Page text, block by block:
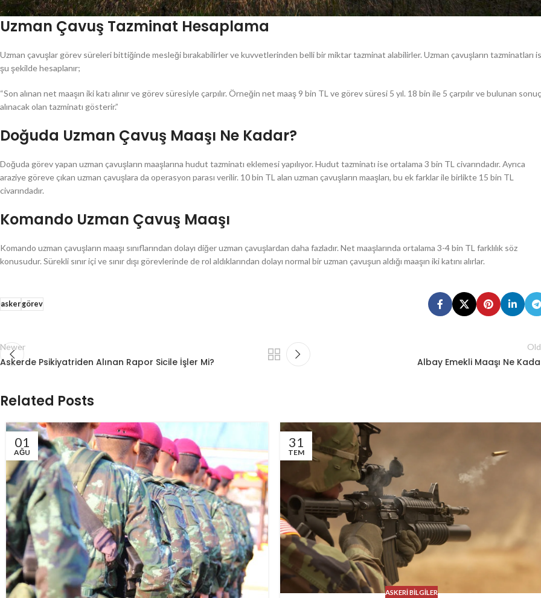
Uzman Çavuş Tazminat Hesaplama
Uzman çavuşlar görev süreleri bittiğinde mesleği bırakabilirler ve kuvvetlerinden belli bir miktar tazminat alabilirler. Uzman çavuşların tazminatları
şu şekilde hesaplanır;
“Son alınan net maaşın iki katı alınır ve görev süresiyle çarpılır. Örneğin net maaş 9 bin TL ve görev süresi 5 yıl. 18 bin ile 5 çarpılır ve bulunan sonuç
alınacak olan tazminatı gösterir.”
Doğuda Uzman Çavuş Maaşı Ne Kadar?
Doğuda görev yapan uzman çavuşların maaşlarına hudut tazminatı eklemesi yapılıyor. Hudut tazminatı ise ortalama 3 bin TL civarındadır. Ayrıca
araziye göreve çıkan uzman çavuşlara da operasyon parası verilir. 10 bin TL alan uzman çavuşların maaşları, bu ek farklar ile birlikte 15 bin TL
civarındadır.
Komando Uzman Çavuş Maaşı
Komando uzman çavuşların maaşı sınıflarından dolayı diğer uzman çavuşlardan daha fazladır. Net maaşlarında ortalama 3-4 bin TL farklılık söz
konusudur. Sürekli sınır içi ve sınır dışı görevlerinde de rol aldıklarından dolayı normal bir uzman çavuşun aldığı maaşın iki katını alırlar.
askergörev
Newer
Askerde Psikiyatriden Alınan Rapor Sicile İşler Mi? Albay Emekli Maaşı Ne
Related Posts
01
AĞU
31
TEM
ASKERI BILGILER